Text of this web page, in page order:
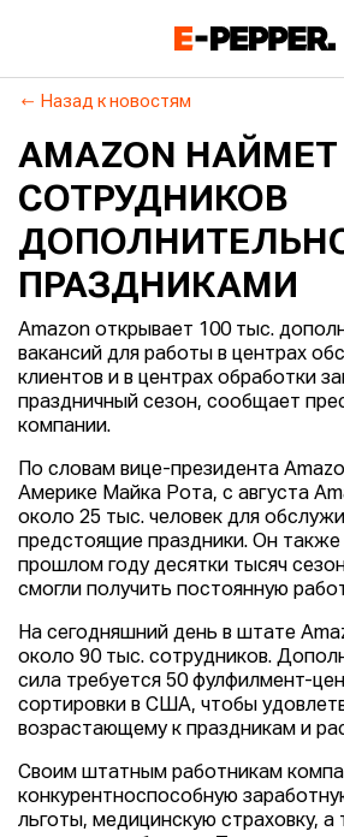
Назад к новостям
AMAZON
СОТРУДНИКОВ
ПРАЗДНИКАМИ
Amazon открывает 100 тыс.
вакансий для работы в центрах
клиентов и в центрах обработки
праздничный сезон, сообщает
компании.
По словам вице-президента
Америке Майка Рота, с августа
около 25 тыс. человек для
предстоящие праздники. Он также
прошлом году десятки тысяч
смогли получить постоянную
На сегодняшний день в штате
около 90 тыс. сотрудников.
сила требуется 50 фулфилмент-
сортировки в США, чтобы
возрастающему к праздникам и
Своим штатным работникам
конкурентноспособную
льготы, медицинскую страховку, а